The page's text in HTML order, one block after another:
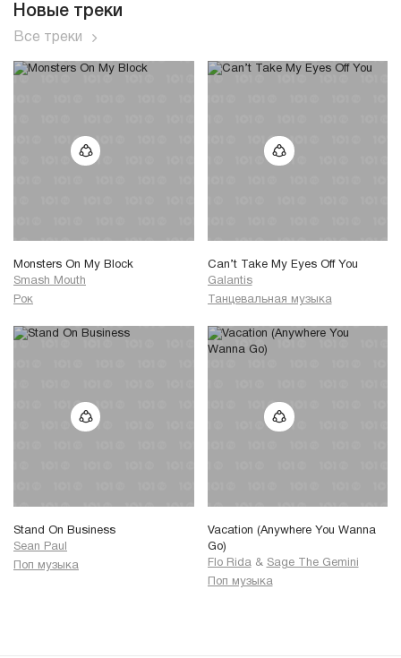
Новые треки
Все треки
Monsters On My Block
Smash Mouth
Рок
Can’t Take My Eyes Off You
Galantis
Танцевальная музыка
Stand On Business
Sean Paul
Поп музыка
Vacation (Anywhere You Wanna
Go)
Flo Rida & Sage The Gemini
Поп музыка